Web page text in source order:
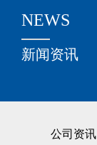
公司资讯
关于我
新闻资讯
NEWS